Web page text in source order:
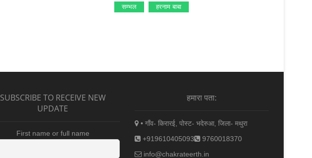
सम्‍भल हरनाम बाबा
SUBSCRIBE TO RECEIVE NEW
UPDATE
First name or full name
हमारा पता:
• गाँव- किरारई, पोस्ट- भदेरुआ, जिला- मथुरा
+919610405093
9760018370
info@chakrateerth.in